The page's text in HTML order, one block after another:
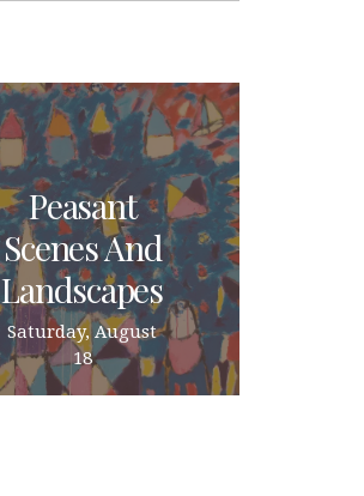
Peasant
Scenes And
Landscapes
Saturday, August
18